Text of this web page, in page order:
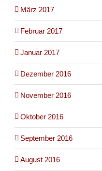
März 2017
Februar 2017
Januar 2017
Dezember 2016
November 2016
Oktober 2016
September 2016
August 2016